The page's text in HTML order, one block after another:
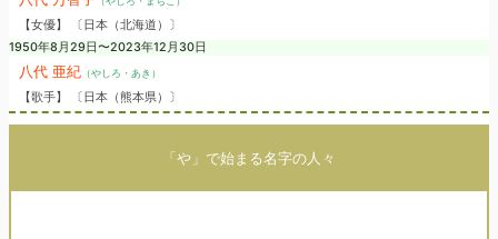
【女優】 〔日本（北海道）〕
1950年8月29日〜2023年12月30日
八代 亜紀（やしろ・あき）
【歌手】 〔日本（熊本県）〕
「や」で始まる名字の人々